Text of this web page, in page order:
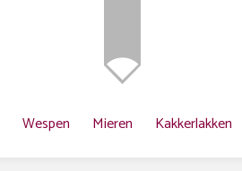
Wespen Mieren Kakkerlakken